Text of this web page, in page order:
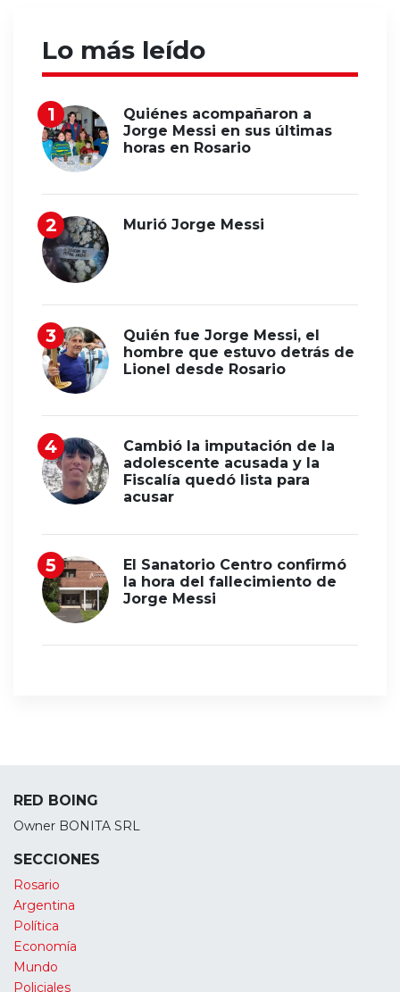
Lo más leído
Quiénes acompañaron a
Jorge Messi en sus últimas
horas en Rosario
Murió Jorge Messi
Quién fue Jorge Messi, el
hombre que estuvo detrás de
Lionel desde Rosario
Cambió la imputación de la
adolescente acusada y la
Fiscalía quedó lista para
acusar
El Sanatorio Centro confirmó
la hora del fallecimiento de
Jorge Messi
RED BOING
Owner BONITA SRL
SECCIONES
Rosario
Argentina
Política
Economía
Mundo
Policiales